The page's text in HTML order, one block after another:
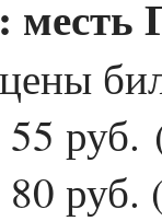
руб.
руб.